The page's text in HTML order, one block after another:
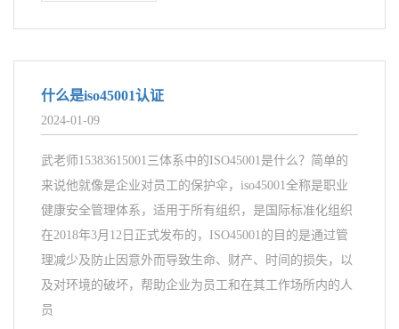
​什么是iso45001认证
2024-01-09
武老师15383615001三体系中的ISO45001是什么？简单的
来说他就像是企业对员工的保护伞，iso45001全称是职业
健康安全管理体系，适用于所有组织，是国际标准化组织
在2018年3月12日正式发布的，ISO45001的目的是通过管
理减少及防止因意外而导致生命、财产、时间的损失，以
及对环境的破坏，帮助企业为员工和在其工作场所内的人
员